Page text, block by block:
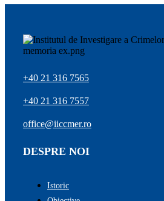
+40 21 316 7565
+40 21 316 7557
office@iiccmer.ro
DESPRE NOI
Istoric